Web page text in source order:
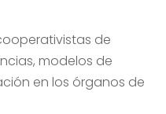
de
modelos de
en los órganos de